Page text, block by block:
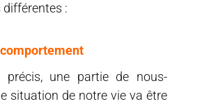
:
précis, une partie de nous-
situation de notre vie va être